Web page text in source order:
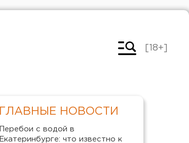
[18+]
ГЛАВНЫЕ НОВОСТИ
Перебои с водой в
Екатеринбурге: что известно к